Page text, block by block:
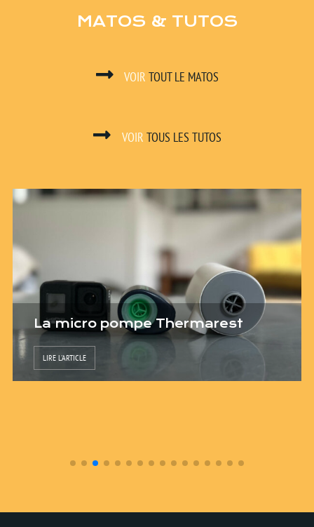
MATOS & TUTOS
VOIR TOUT LE MATOS
VOIR TOUS LES TUTOS
La micro pompe Thermarest
LIRE L'ARTICLE